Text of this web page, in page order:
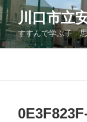
コ
ン
テ
ン
川口市立
すすんで学ぶ子